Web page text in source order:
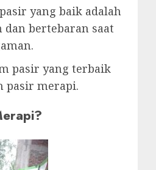
yang baik adalah
dan bertebaran saat
pasir yang terbaik
pasir merapi.